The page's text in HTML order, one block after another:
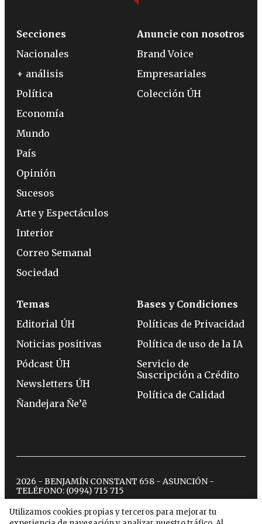
Utilizamos cookies propias y terceros para mejorar tu
Secciones
Nacionales
+ análisis
Política
Economía
Mundo
País
Opinión
Sucesos
Arte y Espectáculos
Interior
Correo Semanal
Sociedad
Anuncie con nosotros
Brand Voice
Empresariales
Colección ÚH
Temas
Editorial ÚH
Noticias positivas
Pódcast ÚH
Newsletters ÚH
Ñandejara Ñe’ẽ
Bases y Condiciones
Políticas de Privacidad
Política de uso de la IA
Servicio de
Suscripción a Crédito
Política de Calidad
2026 - BENJAMÍN CONSTANT 658 - ASUNCIÓN -
TELÉFONO: (0994) 715 715